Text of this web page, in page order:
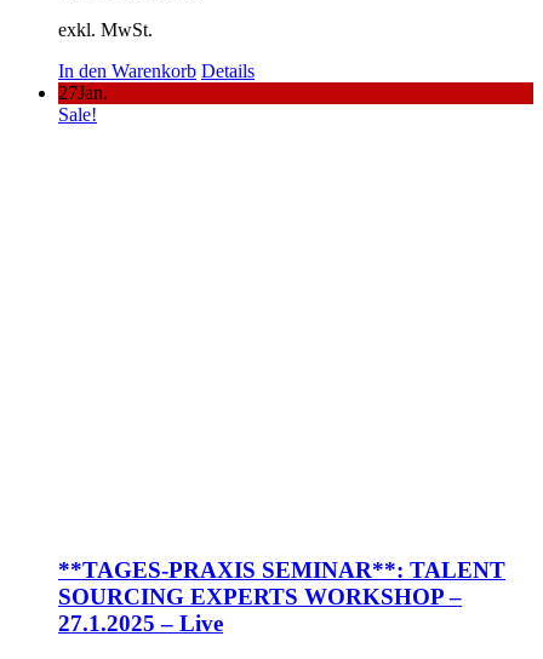
exkl. MwSt.
In den Warenkorb Details
27Jan.
Sale!
**TAGES-PRAXIS SEMINAR**: TALENT
SOURCING EXPERTS WORKSHOP –
27.1.2025 – Live